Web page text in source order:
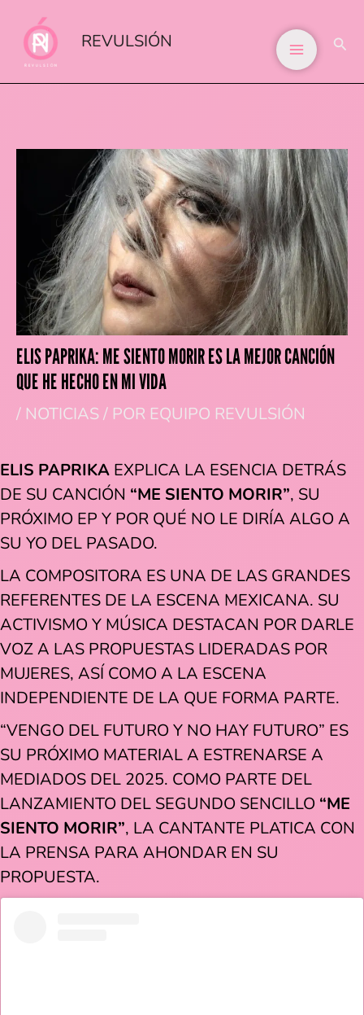
CONTENIDO
REVULSIÓN
ELIS PAPRIKA: ME SIENTO MORIR ES LA MEJOR CANCIÓN
QUE HE HECHO EN MI VIDA
/ NOTICIAS/ POR EQUIPO REVULSIÓN
ELIS PAPRIKA EXPLICA LA ESENCIA DETRÁS
DE SU CANCIÓN “ME SIENTO MORIR”, SU
PRÓXIMO EP Y POR QUÉ NO LE DIRÍA ALGO A
SU YO DEL PASADO.
LA COMPOSITORA ES UNA DE LAS GRANDES
REFERENTES DE LA ESCENA MEXICANA. SU
ACTIVISMO Y MÚSICA DESTACAN POR DARLE
VOZ A LAS PROPUESTAS LIDERADAS POR
MUJERES, ASÍ COMO A LA ESCENA
INDEPENDIENTE DE LA QUE FORMA PARTE.
“VENGO DEL FUTURO Y NO HAY FUTURO” ES
SU PRÓXIMO MATERIAL A ESTRENARSE A
MEDIADOS DEL 2025. COMO PARTE DEL
LANZAMIENTO DEL SEGUNDO SENCILLO “ME
SIENTO MORIR”, LA CANTANTE PLATICA CON
LA PRENSA PARA AHONDAR EN SU
PROPUESTA.